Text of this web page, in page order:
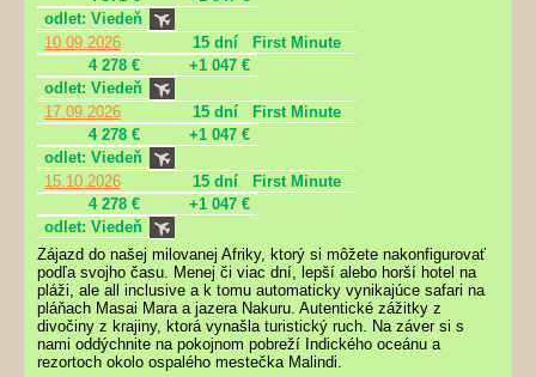
odlet: Viedeň
10.09.2026
15 dní
First Minute
4 278 €
+1 047 €
odlet: Viedeň
17.09.2026
15 dní
First Minute
4 278 €
+1 047 €
odlet: Viedeň
15.10.2026
15 dní
First Minute
4 278 €
+1 047 €
odlet: Viedeň
Zájazd do našej milovanej Afriky, ktorý si môžete nakonfigurovať
podľa svojho času. Menej či viac dní, lepší alebo horší hotel na
pláži, ale all inclusive a k tomu automaticky vynikajúce safari na
pláňach Masai Mara a jazera Nakuru. Autentické zážitky z
divočiny z krajiny, ktorá vynašla turistický ruch. Na záver si s
nami oddýchnite na pokojnom pobreží Indického oceánu a
rezortoch okolo ospalého mestečka Malindi.